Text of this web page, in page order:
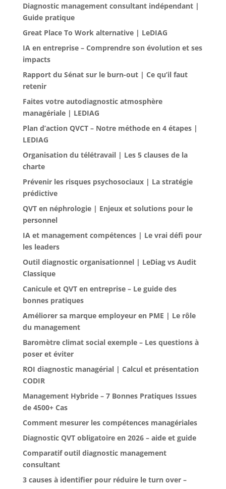
Diagnostic management consultant indépendant |
Guide pratique
Great Place To Work alternative | LeDIAG
IA en entreprise – Comprendre son évolution et ses
impacts
Rapport du Sénat sur le burn-out | Ce qu’il faut
retenir
Faites votre autodiagnostic atmosphère
managériale | LEDIAG
Plan d’action QVCT – Notre méthode en 4 étapes |
LEDIAG
Organisation du télétravail | Les 5 clauses de la
charte
Prévenir les risques psychosociaux | La stratégie
prédictive
QVT en néphrologie | Enjeux et solutions pour le
personnel
IA et management compétences | Le vrai défi pour
les leaders
Outil diagnostic organisationnel | LeDiag vs Audit
Classique
Canicule et QVT en entreprise – Le guide des
bonnes pratiques
Améliorer sa marque employeur en PME | Le rôle
du management
Baromètre climat social exemple – Les questions à
poser et éviter
ROI diagnostic managérial | Calcul et présentation
CODIR
Management Hybride – 7 Bonnes Pratiques Issues
de 4500+ Cas
Comment mesurer les compétences managériales
Diagnostic QVT obligatoire en 2026 – aide et guide
Comparatif outil diagnostic management
consultant
3 causes à identifier pour réduire le turn over –